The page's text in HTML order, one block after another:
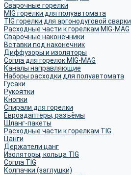
Сварочные горелки
MIG горелки для полуавтомата
TIG горелки для аргонодуговой сварки
Расходные части к горелкам MIG-MAG
Сварочные наконечники
Вставки под наконечник
Диффузоры и изоляторы
Сопла для горелок MIG-MAG
Каналы направляющие
Наборы расходки для полуавтомата
Гусаки
Рукоятки
Кнопки
Спирали для горелки
Евроадаптеры, разъёмы
Шланг-пакеты
Расходные части к горелкам TIG
Цанги
Держатели цанг
Изоляторы, кольца TIG
Сопла TIG
Колпачки (заглушки)